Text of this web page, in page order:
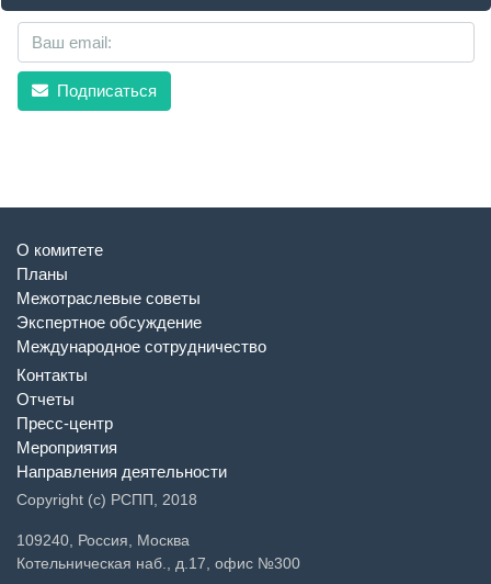
Подписаться
О комитете
Планы
Межотраслевые советы
Экспертное обсуждение
Международное сотрудничество
Контакты
Отчеты
Пресс-центр
Мероприятия
Направления деятельности
Copyright (c) РСПП, 2018
109240, Россия, Москва
Котельническая наб., д.17, офис №300